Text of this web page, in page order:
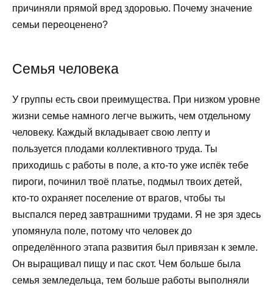
причиняли прямой вред здоровью. Почему значение
семьи переоценено?
Семья человека
У группы есть свои преимущества. При низком уровне
жизни семье намного легче выжить, чем отдельному
человеку. Каждый вкладывает свою лепту и
пользуется плодами коллективного труда. Ты
приходишь с работы в поле, а кто-то уже испёк тебе
пироги, починил твоё платье, подмыл твоих детей,
кто-то охраняет поселение от врагов, чтобы ты
выспался перед завтрашними трудами. Я не зря здесь
упомянула поле, потому что человек до
определённого этапа развития был привязан к земле.
Он выращивал пищу и пас скот. Чем больше была
семья земледельца, тем больше работы выполняли